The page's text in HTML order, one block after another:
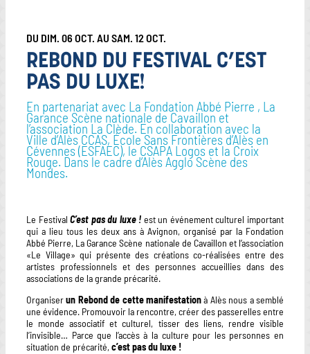
DU DIM. 06 OCT. AU SAM. 12 OCT.
REBOND DU FESTIVAL C’EST
PAS DU LUXE!
En partenariat avec La Fondation Abbé Pierre , La
Garance Scène nationale de Cavaillon et
l’association La Clède. En collaboration avec la
Ville d’Alès CCAS, École Sans Frontières d’Alès en
Cévennes (ESFAEC), le CSAPA Logos et la Croix
Rouge. Dans le cadre d’Alès Agglo Scène des
Mondes.
Le Festival C’est pas du luxe ! est un événement culturel important
qui a lieu tous les deux ans à Avignon, organisé par la Fondation
Abbé Pierre, La Garance Scène nationale de Cavaillon et l’association
«Le Village» qui présente des créations co-réalisées entre des
artistes professionnels et des personnes accueillies dans des
associations de la grande précarité.
Organiserun Rebond de cette manifestationà Alès nous a semblé
une évidence. Promouvoir la rencontre, créer des passerelles entre
le monde associatif et culturel, tisser des liens, rendre visible
l’invisible… Parce que l’accès à la culture pour les personnes en
situation de précarité, c’est pas du luxe !